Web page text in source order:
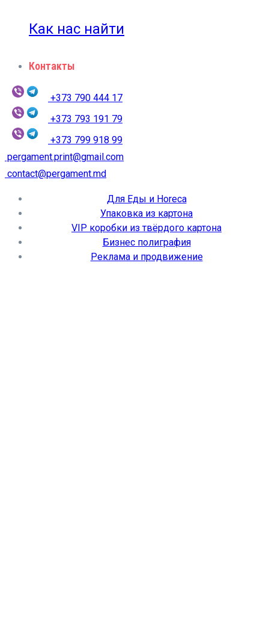
Как нас найти
Контакты
+373 790 444 17
+373 793 191 79
+373 799 918 99
pergament.print@gmail.com
contact@pergament.md
Для Еды и Horeca
Упаковка из картона
VIP коробки из твёрдого картона
Бизнес полиграфия
Реклама и продвижение